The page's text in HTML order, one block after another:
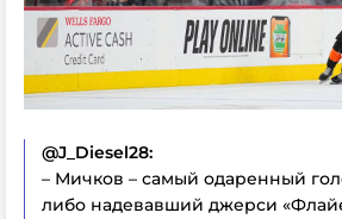
@J_Diesel28:
– Мичков – самый одаренный
либо надевавший джерси